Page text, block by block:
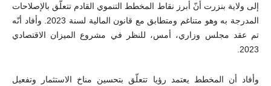
إلى ولاية بنزرت أنّ أبرز نقاط المخطط التنموي القادم تتعلّق بالإصلاحات
المدرجة به وهو متناغم ومتطابق مع قانون المالية لسنة 2023. وأفاد أنّه
تم عقد مجلس وزاري، أمس، للنظر في مشروع الميزان الاقتصادي
2023.
وأفاد أن المخطط يعتمد رؤيا تتعلّق بتحسين مناخ الاستثمار وتفعيل